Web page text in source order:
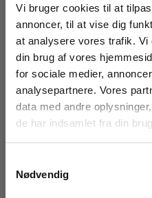
Vi bruger cookies til at
annoncer, til at vise dig
at analysere vores trafik. Vi
din brug af vores
for sociale medier,
analysepartnere. Vores
data med andre
de har indsamlet fra din
Nødvendig
181 DKK
139 DKK
Vis produkt
FÅ
*Din rabat kan ikke bruges på